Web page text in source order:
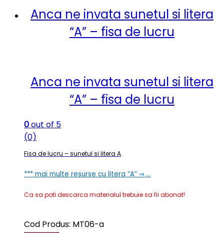
Anca ne invata sunetul si litera
“A” – fisa de lucru
Anca ne invata sunetul si litera
“A” – fisa de lucru
0out of 5
(0)
Fisa de lucru – sunetul si litera A
*** mai multe resurse cu litera “A” ⇒ …
Ca sa poti descarca materialul trebuie sa fii abonat!
Cod Produs: MT06-a